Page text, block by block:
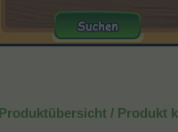
Produktübersicht / Produkt